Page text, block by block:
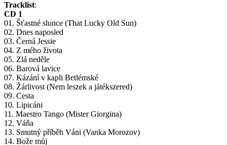
Tracklist:
CD 1
01. Šťastné slunce (That Lucky Old Sun)
02. Dnes naposled
03. Černá Jessie
04. Z mého života
05. Zlá neděle
06. Barová lavice
07. Kázání v kapli Betlémské
08. Žárlivost (Nem leszek a játékszered)
09. Cesta
10. Lipicáni
11. Maestro Tango (Mister Giorgina)
12. Váňa
13. Smutný příběh Váni (Vanka Morozov)
14. Bože můj